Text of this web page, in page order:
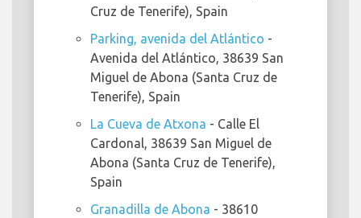
Cruz de Tenerife), Spain
Parking, avenida del Atlántico -
Avenida del Atlántico, 38639 San
Miguel de Abona (Santa Cruz de
Tenerife), Spain
La Cueva de Atxona - Calle El
Cardonal, 38639 San Miguel de
Abona (Santa Cruz de Tenerife),
Spain
Granadilla de Abona - 38610